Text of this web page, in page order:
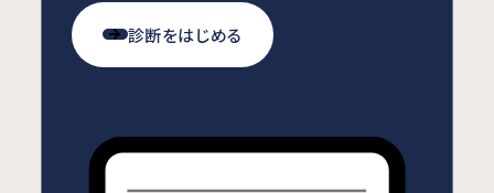
診断をはじめる